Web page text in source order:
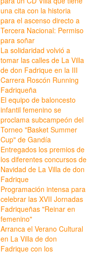
una cita con la historia
para el ascenso directo a
Tercera Nacional: Permiso
para soñar
La solidaridad volvió a
tomar las calles de La Villa
de don Fadrique en la III
Carrera Roscón Running
Fadriqueña
El equipo de baloncesto
infantil femenino se
proclama subcampeón del
Torneo "Basket Summer
Cup" de Gandía
Entregados los premios de
los diferentes concursos de
Navidad de La Villa de don
Fadrique
Programación intensa para
celebrar las XVII Jornadas
Fadriqueñas "Reinar en
femenino"
Arranca el Verano Cultural
en La Villa de don
Fadrique con los